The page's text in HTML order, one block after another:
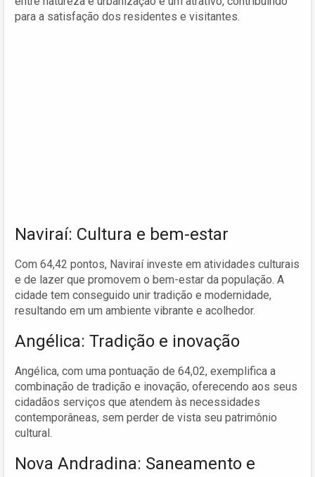
para a satisfação dos residentes e visitantes.
Naviraí: Cultura e bem-estar
Com 64,42 pontos, Naviraí investe em atividades culturais
e de lazer que promovem o bem-estar da população. A
cidade tem conseguido unir tradição e modernidade,
resultando em um ambiente vibrante e acolhedor.
Angélica: Tradição e inovação
Angélica, com uma pontuação de 64,02, exemplifica a
combinação de tradição e inovação, oferecendo aos seus
cidadãos serviços que atendem às necessidades
contemporâneas, sem perder de vista seu patrimônio
cultural.
Nova Andradina: Saneamento e